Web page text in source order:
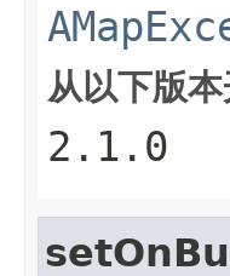
从以下版
2.1.0